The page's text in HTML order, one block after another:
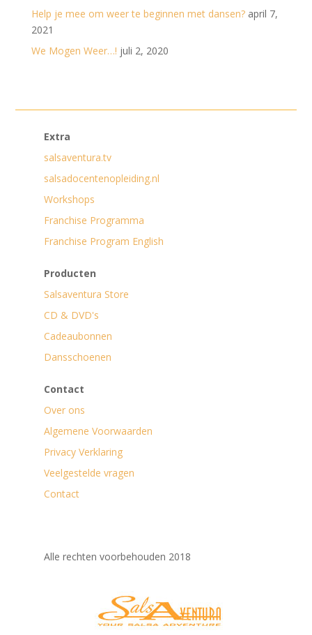
Help je mee om weer te beginnen met dansen? april 7,
2021
We Mogen Weer…! juli 2, 2020
Extra
salsaventura.tv
salsadocentenopleiding.nl
Workshops
Franchise Programma
Franchise Program English
Producten
Salsaventura Store
CD & DVD's
Cadeaubonnen
Dansschoenen
Contact
Over ons
Algemene Voorwaarden
Privacy Verklaring
Veelgestelde vragen
Contact
Alle rechten voorbehouden 2018